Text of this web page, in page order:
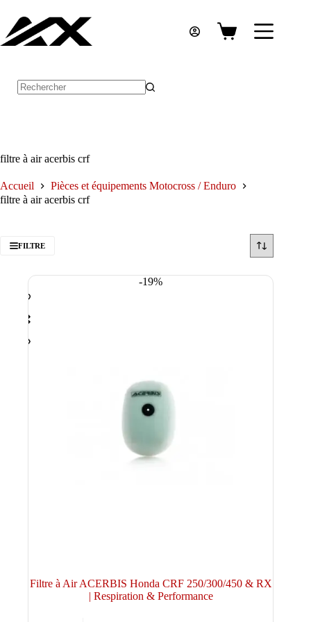
contenu
Panier
filtre à air acerbis crf
Accueil
Pièces et équipements Motocross / Enduro
filtre à air acerbis crf
FILTRE
-19%
Filtre à Air ACERBIS Honda CRF 250/300/450 & RX
| Respiration & Performance